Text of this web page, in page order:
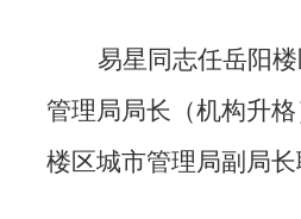
易星同志任岳阳
管理局局长（机构升
楼区城市管理局副局长